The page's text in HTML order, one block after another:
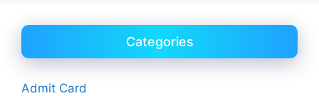
Categories
Admit Card